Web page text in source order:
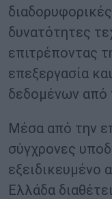
δυνατότητες
επιτρέποντας
επεξεργασία
δεδομένων από
Μέσα από την
σύγχρονες
εξειδικευμένο
Ελλάδα